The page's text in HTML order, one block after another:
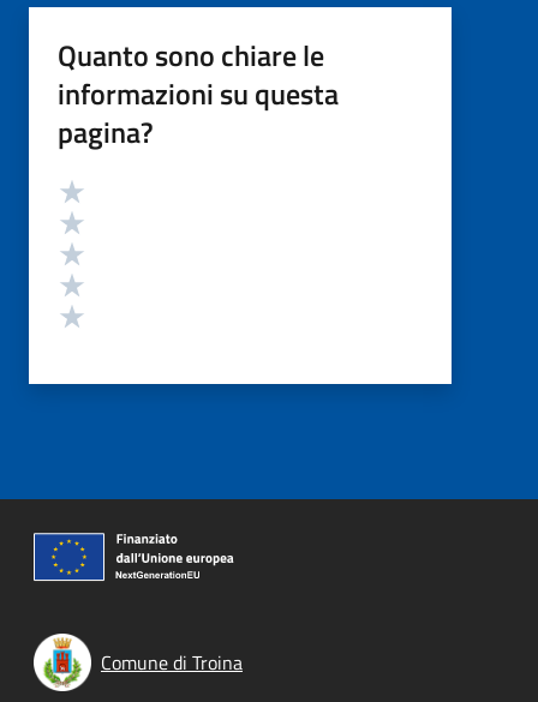
Quanto sono chiare le
informazioni su questa
pagina?
Valutazione
Comune di Troina